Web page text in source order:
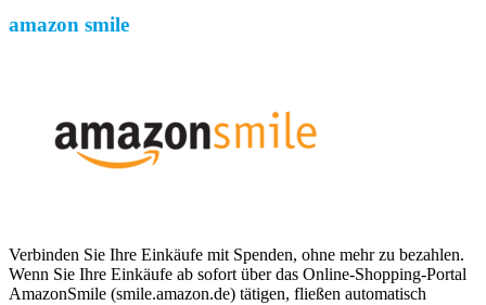
amazon smile
Verbinden Sie Ihre Einkäufe mit Spenden, ohne mehr zu bezahlen.
Wenn Sie Ihre Einkäufe ab sofort über das Online-Shopping-Portal
AmazonSmile (smile.amazon.de) tätigen, fließen automatisch